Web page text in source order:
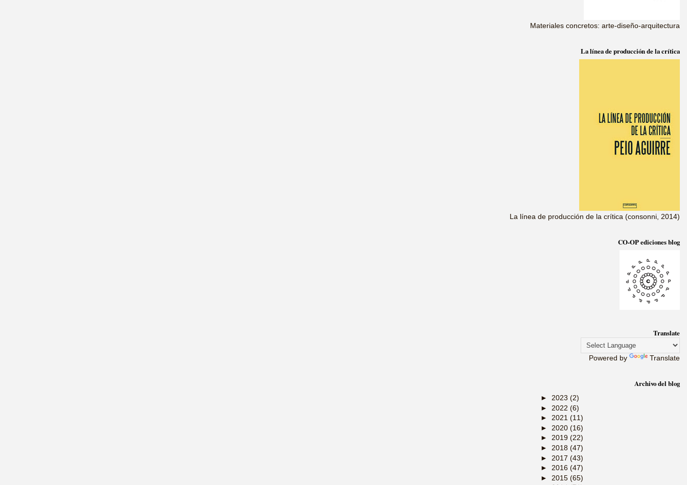
Materiales concretos: arte-diseño-arquitectura
La línea de producción de la crítica
La línea de producción de la crítica (consonni, 2014)
CO-OP ediciones blog
Translate
Powered by Translate
Archivo del blog
► 2023 (2)
► 2022 (6)
► 2021 (11)
► 2020 (16)
► 2019 (22)
► 2018 (47)
► 2017 (43)
► 2016 (47)
► 2015 (65)